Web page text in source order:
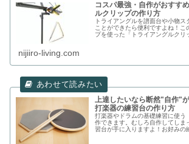
コスパ最強・自作がおすす
ルクリップの作り方
トライアングルを譜面台や小物
ことができたら便利ですよね！こ
プを使った「トライアングルクリ
nijiiro-living.com
上達したいなら断然"自作"
打楽器の練習台の作り方
打楽器やドラムの基礎練習に使う
作できます。むしろ自作してしま
習台が手に入りますよ！お好みの